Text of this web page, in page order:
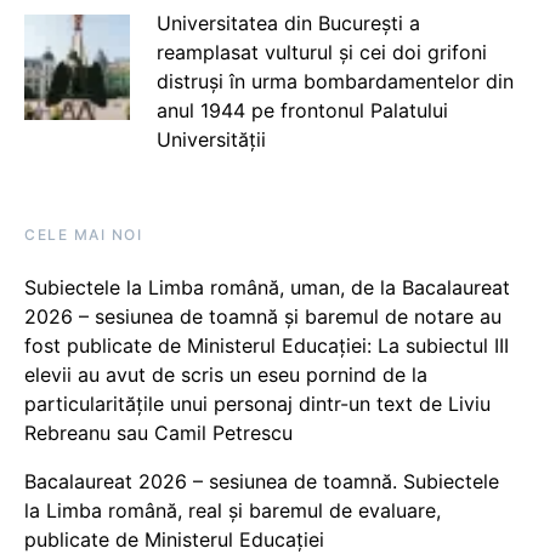
Universitatea din București a
reamplasat vulturul și cei doi grifoni
distruși în urma bombardamentelor din
anul 1944 pe frontonul Palatului
Universității
CELE MAI NOI
Subiectele la Limba română, uman, de la Bacalaureat
2026 – sesiunea de toamnă și baremul de notare au
fost publicate de Ministerul Educației: La subiectul III
elevii au avut de scris un eseu pornind de la
particularitățile unui personaj dintr-un text de Liviu
Rebreanu sau Camil Petrescu
Bacalaureat 2026 – sesiunea de toamnă. Subiectele
la Limba română, real și baremul de evaluare,
publicate de Ministerul Educației